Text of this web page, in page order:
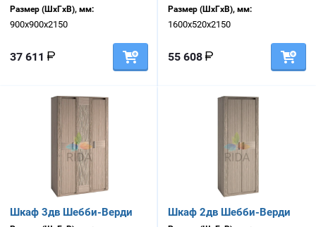
Размер (ШхГхВ), мм:
900х900х2150
37 611
Размер (ШхГхВ), мм:
1600х520х2150
55 608
Шкаф 3дв Шебби-Верди Шкаф 2дв Шебби-Верди